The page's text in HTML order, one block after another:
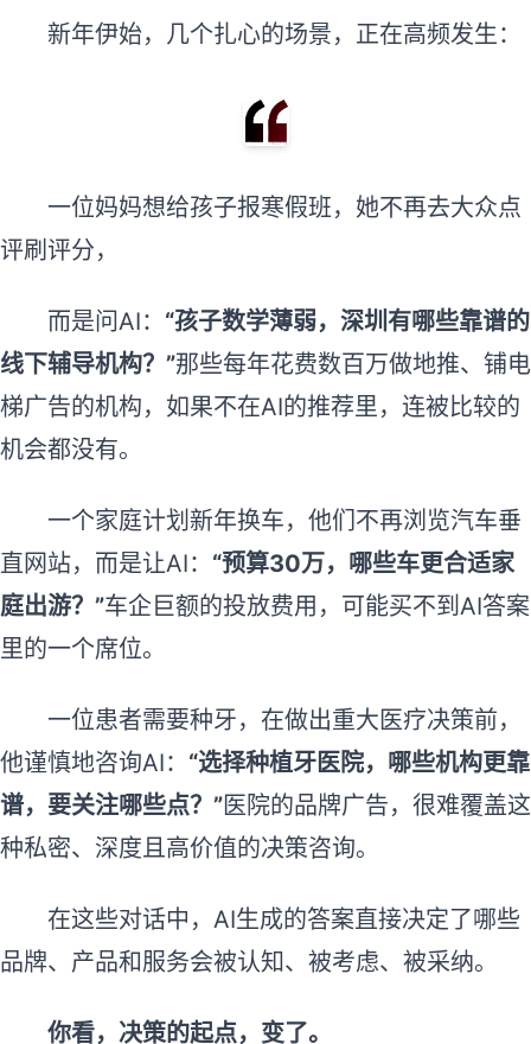
新年伊始，几个扎心的场景，正在高频发生：
一位妈妈想给孩子报寒假班，她不再去大众点
评刷评分，
而是问AI： “孩子数学薄弱，深圳有哪些靠谱的
线下辅导机构？”那些每年花费数百万做地推、铺电
梯广告的机构，如果不在AI的推荐里，连被比较的
机会都没有。
一个家庭计划新年换车，他们不再浏览汽车垂
直网站，而是让AI： “预算30万，哪些车更合适家
庭出游？”车企巨额的投放费用，可能买不到AI答案
里的一个席位。
一位患者需要种牙，在做出重大医疗决策前，
他谨慎地咨询AI： “选择种植牙医院，哪些机构更靠
谱，要关注哪些点？”医院的品牌广告，很难覆盖这
种私密、深度且高价值的决策咨询。
在这些对话中，AI生成的答案直接决定了哪些
品牌、产品和服务会被认知、被考虑、被采纳。
你看，决策的起点，变了。